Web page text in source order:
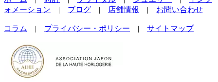
ォメーション | ブログ | 店舗情報 | お問い合わせ
コラム | プライバシー・ポリシー | サイトマップ